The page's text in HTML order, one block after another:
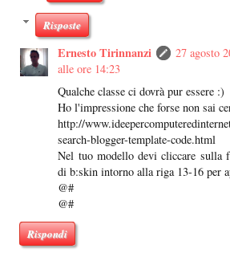
Risposte
Ernesto Tirinnanzi
27 agosto
alle ore 14:23
Qualche classe ci dovrà pur essere :)
Ho l'impressione che forse non sai
http://
search-blogger-template-code.html
Nel tuo modello devi cliccare sulla
di b:skin intorno alla riga 13-16 per
@#
@#
Rispondi